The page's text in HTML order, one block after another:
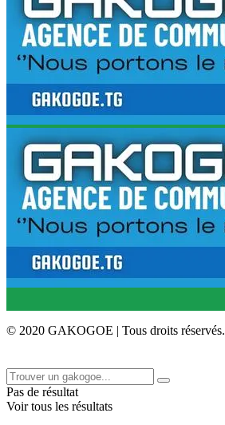
© 2020 GAKOGOE | Tous droits réservés.
Pas de résultat
Voir tous les résultats